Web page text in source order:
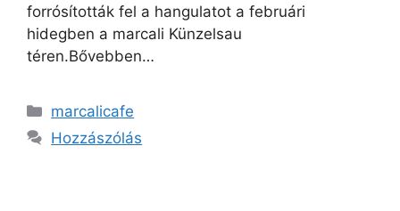
forrósították fel a hangulatot a februári
hidegben a marcali Künzelsau
téren.Bővebben…
marcalicafe
Hozzászólás